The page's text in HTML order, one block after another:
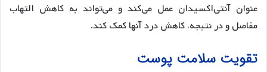
عنوان آنتی‌اکسیدان عمل می‌کند و می‌تواند به کاهش التهاب
مفاصل و در نتیجه، کاهش درد آنها کمک کند.
تقویت سلامت پوست